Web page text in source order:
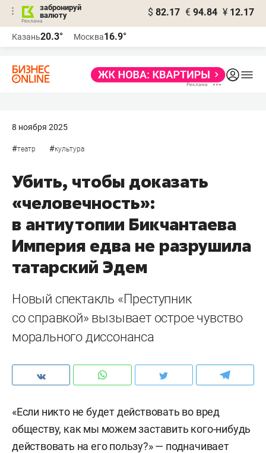
забронируй
валюту
$ 82.17 € 94.84 ¥ 12.17
Казань20.3° Москва16.9°
8 ноября 2025
#театр #культура
Убить, чтобы доказать
«человечность»:
в антиутопии Бикчантаева
Империя едва не разрушила
татарский Эдем
Новый спектакль «Преступник
со справкой» вызывает острое чувство
морального диссонанса
«Если никто не будет действовать во вред
обществу, как мы можем заставить кого-нибудь
действовать на его пользу?» — подначивает